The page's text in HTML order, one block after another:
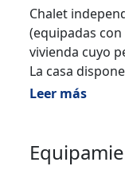
Chalet
(equipadas
vivienda cuyo
La casa
lavadora, Vitro,
Se admiten
Leer más